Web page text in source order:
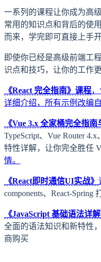
一系列的课程让你成为高
常用的知识点和背后的使
而来，学完即可直接上手开
即使你已经是高级前端工
识点和技巧，让你的工作更
《React 完全指南》课程
详细介绍，所有示例改编
《Vue 3.x 全家桶完全指南
TypeScript、Vue Router
特性详解，让你完全胜任
情。
《React即时通信UI实战》
components、React-Spring
《JavaScript 基础语法详解
全面的语法知识和新特性
商购买